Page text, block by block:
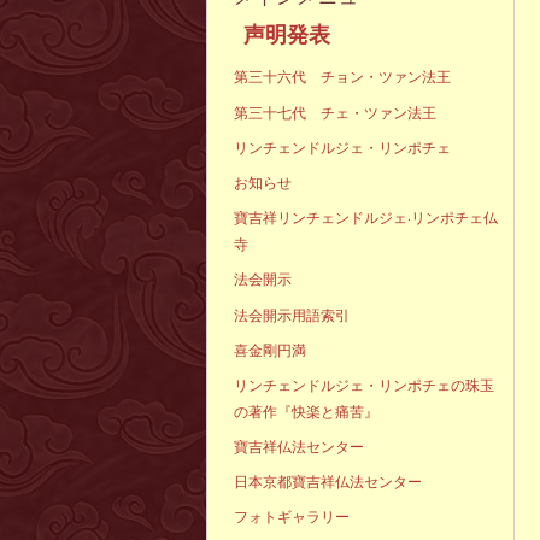
声明発表
第三十六代 チョン・ツァン法王
第三十七代 チェ・ツァン法王
リンチェンドルジェ・リンポチェ
お知らせ
寶吉祥リンチェンドルジェ·リンポチェ仏
寺
法会開示
法会開示用語索引
喜金剛円満
リンチェンドルジェ・リンポチェの珠玉
の著作『快楽と痛苦』
寶吉祥仏法センター
日本京都寶吉祥仏法センター
フォトギャラリー